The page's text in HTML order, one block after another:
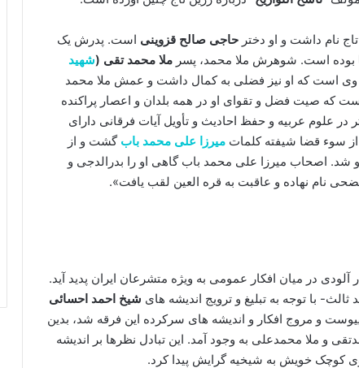
نام داشت و او دختر حاجی صالح قزوینی است. پدرش یک
بوده است. شوهرش ملا محمد، پسر ملا محمد تقی (شهید
وی است که او نیز فضلی به کمال داشت و عمش ملا محمد
که صیت فضل و تقوای او در همه بلدان و اعصار پراکنده
در علوم عربیه و حفظ احادیث و تأویل آیات فرقانی دارای
سوء قضا شیفته کلمات میرزا علی محمد باب گشت و از
شد. اصحاب میرزا علی محمد باب گاهی او را بدرالدجی و
نام نهاده و عاقبت به قره العین لقب یافت».
در میان افکار عمومی به ویژه متشرعان ایران پدید آید.
ثالث- با توجه به تبلیغ و ترویج اندیشه های شیخ احمد احسائی
و مروج افکار و اندیشه های سرکرده این فرقه شد، بدین
و ملا محمدعلی به وجود آمد. این تبادل نظرها بر اندیشه
کوچک خویش به شیخیه گرایش پیدا کرد.